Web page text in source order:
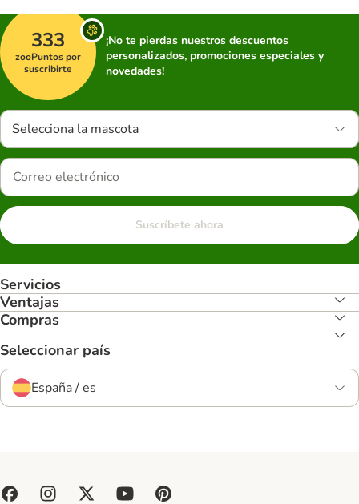
333
zooPuntos por
suscribirte
¡No te pierdas nuestros descuentos
personalizados, promociones especiales y
novedades!
Selecciona la mascota
Suscríbete ahora
Servicios
Ventajas
Compras
Seleccionar país
España / es